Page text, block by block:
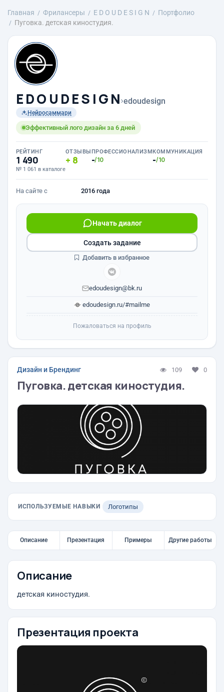
Главная Фрилансеры E D O U D E S I G N
Портфолио
Пуговка. детская киностудия.
E D O U D E S I G N›edoudesign
Нейросаммари
Эффективный лого дизайн за 6 дней
РЕЙТИНГ
1 490
№ 1 061 в каталоге
ОТЗЫВЫ
8
ПРОФЕССИОНАЛИЗМ
-/10
КОММУНИКАЦИЯ
-/10
На сайте с 2016 года
Начать диалог
edoudesign@bk.ru
edoudesign.ru/#mailme
Создать задание
Добавить в избранное
Пожаловаться на профиль
Дизайн и Брендинг 109 0
Пуговка. детская киностудия.
ИСПОЛЬЗУЕМЫЕ НАВЫКИ Логотипы
Описание Презентация Примеры Другие работы
Описание
детская киностудия.
Презентация проекта